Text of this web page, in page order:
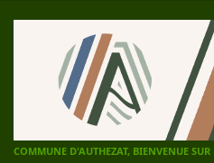
COMMUNE D'AUTHEZAT, BIENVENUE SUR